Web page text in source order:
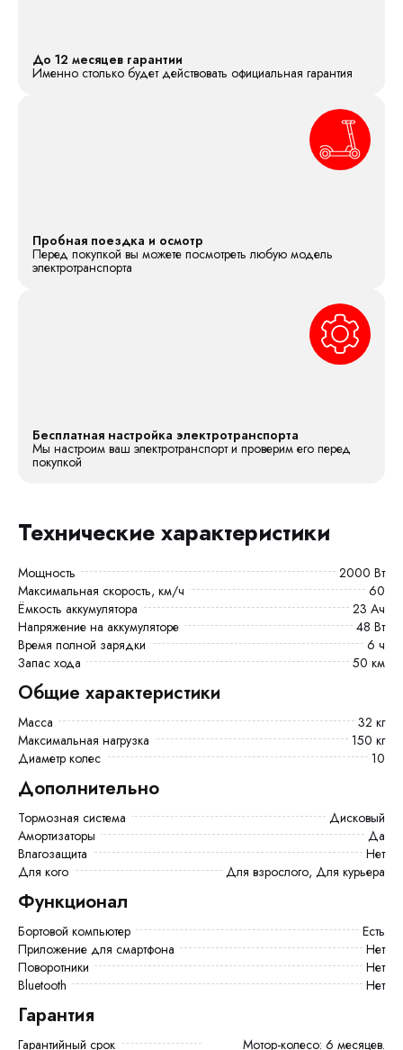
До 12 месяцев гарантии
Именно столько будет действовать официальная гарантия
Пробная поездка и осмотр
Перед покупкой вы можете посмотреть любую модель
электротранспорта
Бесплатная настройка электротранспорта
Мы настроим ваш электротранспорт и проверим его перед
покупкой
Технические характеристики
Мощность
2000 Вт
Максимальная скорость, км/ч
60
Ёмкость аккумулятора
23 Ач
Напряжение на аккумуляторе
48 Вт
Время полной зарядки
6 ч
Запас хода
50 км
Общие характеристики
Масса
32 кг
Максимальная нагрузка
150 кг
Диаметр колес
10
Дополнительно
Тормозная система
Дисковый
Амортизаторы
Да
Влагозащита
Нет
Для кого
Для взрослого, Для курьера
Функционал
Бортовой компьютер
есть
Приложение для смартфона
Нет
Поворотники
Нет
Bluetooth
Нет
Гарантия
Гарантийный срок Мотор-колесо: 6 месяцев.